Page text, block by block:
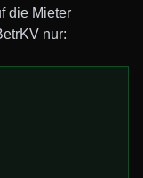
die Mieter
nur: